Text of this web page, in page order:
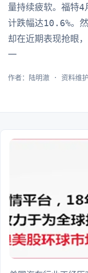
量持续疲软。福特
计跌幅达10.6%。
却在近期表现抢眼
一
作者：陆明澈 · 资料维